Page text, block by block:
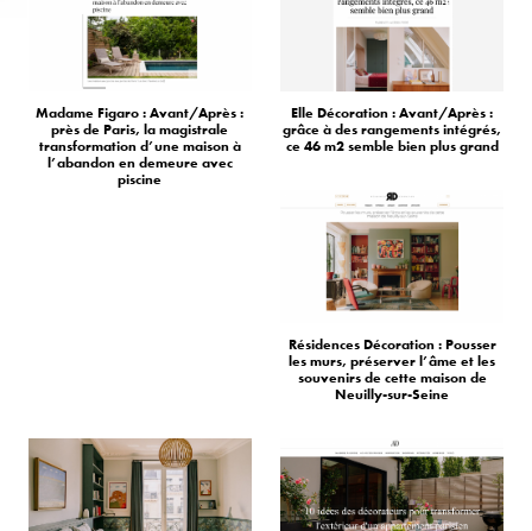
Madame Figaro : Avant/Après :
près de Paris, la magistrale
transformation d’une maison à
l’abandon en demeure avec
piscine
Elle Décoration : Avant/Après :
grâce à des rangements intégrés,
ce 46 m2 semble bien plus grand
Résidences Décoration : Pousser
les murs, préserver l’âme et les
souvenirs de cette maison de
Neuilly-sur-Seine